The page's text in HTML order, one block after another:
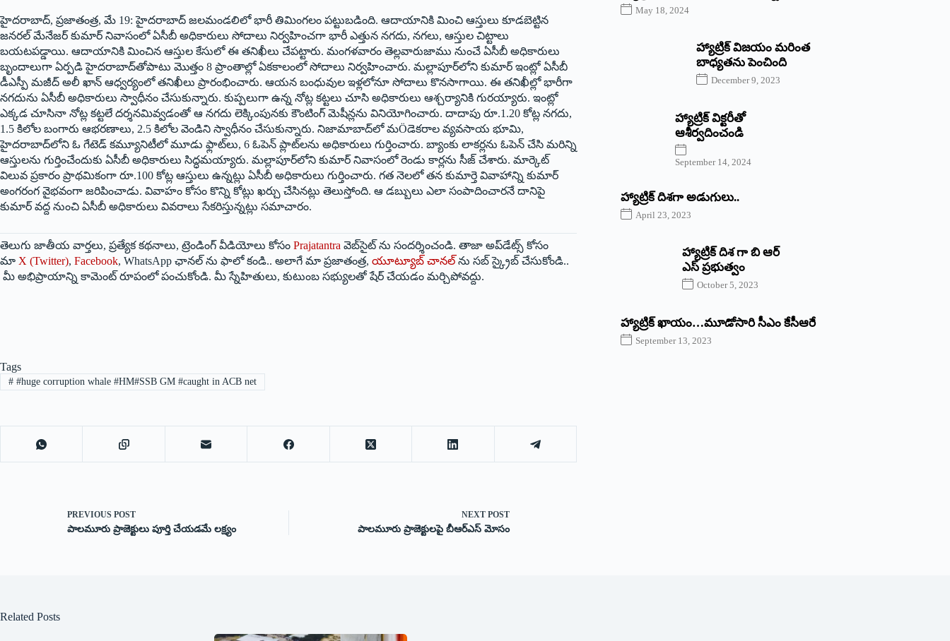
హైదరాబాద్, ప్రజాతంత్ర, మే 19: హైదరాబాద్ జలమండలిలో భారీ తిమింగలం పట్టుబడింది. ఆదాయానికి మించి ఆస్తులు కూడబెట్టిన
జనరల్ మేనేజర్ కుమార్ నివాసంలో ఏసీబీ అధికారులు సోదాలు నిర్వహించగా భారీ ఎత్తున నగదు, నగలు, ఆస్తుల చిట్టాలు
బయటపడ్డాయి. ఆదాయానికి మించిన ఆస్తుల కేసులో ఈ తనిఖీలు చేపట్టారు. మంగళవారం తెల్లవారుజాము నుంచే ఏసీబీ అధికారులు
బృందాలుగా ఏర్పడి హైదరాబాద్‌తోపాటు మొత్తం 8 ప్రాంతాల్లో ఏకకాలంలో సోదాలు నిర్వహించారు. మల్లాపూర్‌లోని కుమార్ ఇంట్లో ఏసీబీ
డీఎస్పీ మజీద్ అలీ ఖాన్ ఆధ్వర్యంలో తనిఖీలు ప్రారంభించారు. ఆయన బంధువుల ఇళ్లలోనూ సోదాలు కొనసాగాయి. ఈ తనిఖీల్లో భారీగా
నగదును ఏసీబీ అధికారులు స్వాధీనం చేసుకున్నారు. కుప్పలుగా ఉన్న నోట్ల కట్టలు చూసి అధికారులు ఆశ్చర్యానికి గురయ్యారు. ఇంట్లో
ఎక్కడ చూసినా నోట్ల కట్టలే దర్శనమివ్వడంతో ఆ నగదు లెక్కింపునకు కౌంటింగ్ మెషీన్లను వినియోగించారు. దాదాపు రూ.1.20 కోట్ల నగదు,
1.5 కిలోల బంగారు ఆభరణాలు, 2.5 కిలోల వెండిని స్వాధీనం చేసుకున్నారు. నిజామాబాద్‌లో మÖడెకరాల వ్యవసాయ భూమి,
హైదరాబాద్‌లోని ఓ గేటెడ్ కమ్యూనిటీలో మూడు ఫ్లాట్‌లు, 6 ఓపెన్ ప్లాట్‌లను అధికారులు గుర్తించారు. బ్యాంకు లాకర్లను ఓపెన్ చేసి మరిన్ని
ఆస్తులను గుర్తించేందుకు ఏసీబీ అధికారులు సిద్ధమయ్యారు. మల్లాపూర్‌లోని కుమార్ నివాసంలో రెండు కార్లను సీజ్ చేశారు. మార్కెట్
విలువ ప్రకారం ప్రాథమికంగా రూ.100 కోట్ల ఆస్తులు ఉన్నట్లు ఏసీబీ అధికారులు గుర్తించారు. గత నెలలో తన కుమార్తె వివాహాన్ని కుమార్
అంగరంగ వైభవంగా జరిపించాడు. వివాహం కోసం కొన్ని కోట్లు ఖర్చు చేసినట్లు తెలుస్తోంది. ఆ డబ్బులు ఎలా సంపాదించారనే దానిపై
కుమార్ వద్ద నుంచి ఏసీబీ అధికారులు వివరాలు సేకరిస్తున్నట్లు సమాచారం.
తెలుగు జాతీయ వార్తలు, ప్రత్యేక కథనాలు, ట్రెండింగ్ వీడియోలు కోసం Prajatantra వెబ్‌సైట్ ను సందర్శించండి. తాజా అప్‌డేట్స్ కోసం
మా X (Twitter), Facebook, WhatsApp ఛానల్ ను ఫాలో కండి.. అలాగే మా ప్రజాతంత్ర, యూట్యూబ్ చానల్ ను సబ్ స్క్రైబ్ చేసుకోండి..
మీ అభిప్రాయాన్ని కామెంట్ రూపంలో పంచుకోండి. మీ స్నేహితులు, కుటుంబ సభ్యులతో షేర్ చేయడం మర్చిపోవద్దు.
Tags
##huge corruption whale #HM#SSB GM #caught in ACB net
PREVIOUS POST
పాలమూరు ప్రాజెక్టులు పూర్తి చేయ‌డ‌మే లక్ష్యం
NEXTPOST
పాలమూరు ప్రాజెక్టులపై బీఆర్ఎస్ మోసం
May 18, 2024
హ్యాట్రిక్ విజయం మరింత
బాధ్యతను పెంచింది
December 9, 2023
హ్యాట్రిక్‌ ‌విక్టరీతో
ఆశీర్వదించండి
September 14, 2024
‌హ్యాట్రిక్‌ ‌దిశగా అడుగులు..
April 23, 2023
హ్యాట్రిక్ దిశ గా బి ఆర్
ఎస్ ప్రభుత్వం
October 5, 2023
హ్యాట్రిక్‌ ‌ఖాయం…మూడోసారి సీఎం కేసీఆరే
September 13, 2023
Related Posts